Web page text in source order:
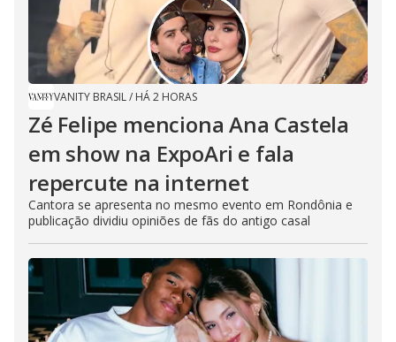
VANITY BRASIL/ HÁ 2 HORAS
Zé Felipe menciona Ana Castela
em show na ExpoAri e fala
repercute na internet
Cantora se apresenta no mesmo evento em Rondônia e
publicação dividiu opiniões de fãs do antigo casal